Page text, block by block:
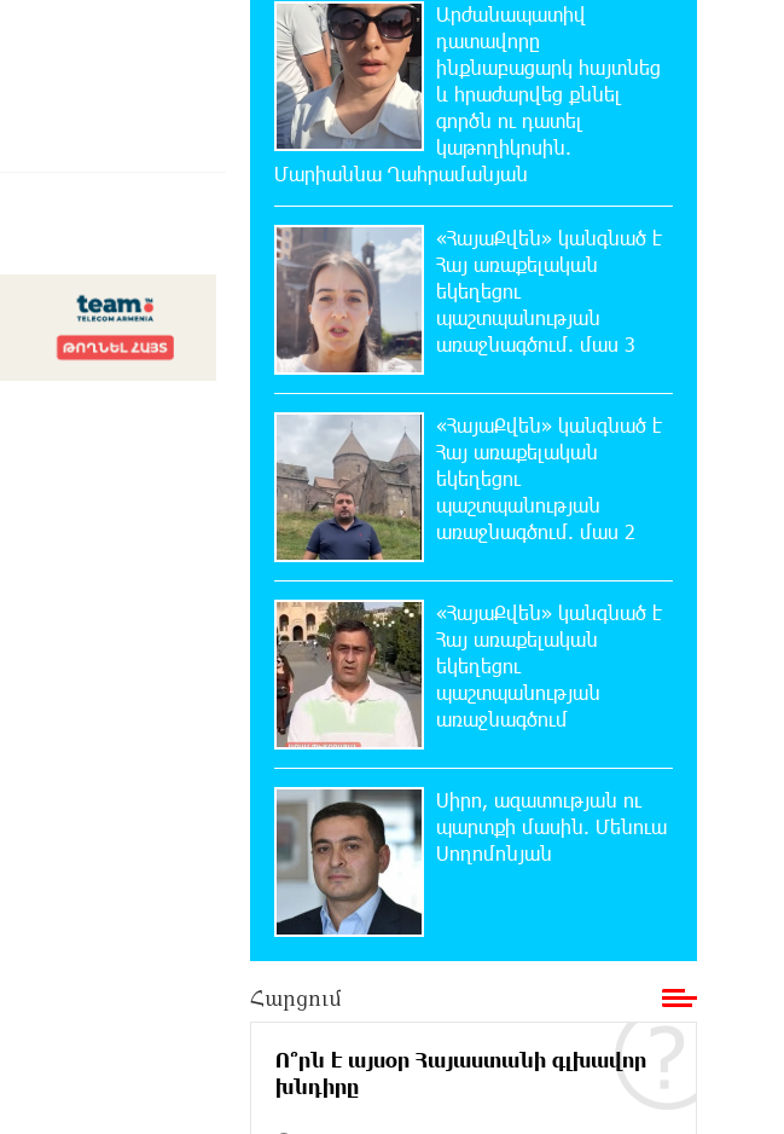
ԼՀԿ-ն պահանջում է դադարեցնել
Գարեգին Բ-ի և եպիսկոպոսների
դեմ քրեական հետապնդումը
20:30:30 7-08-2026
Սարյան փողոցի բնակարաններից
մեկում պայթյունի հետևանքով 55-
ամյա տղամարդը այրվածքներով տեղափոխվել է
«Այրվածքաբանության ազգային կենտրոն»
20:11:48 7-08-2026
Սլովակիայի արևելքում
արտակարգ դրություն է
հայտարարվել շոգի ալիքների պատճառով
19:53:41 7-08-2026
Երթևեկության կազմակերպման
փոփոխություն տեղի կունենա
19:35:21 7-08-2026
Հայաստանի հավաքականի
նախկին մարզիչը կգլխավորի
Ղազախստանի հավաքականը
19:17:59 7-08-2026
ԱԱԾ-ն զեկույց է ներկայացրել
18:58:46 7-08-2026
Թրամփը ասել է, որ
հանրապետականները կարող են
պարտվել Կոնգրեսի միջանկյալ
ընտրություններում
Վաղարշապատի դատարանի
բակում են` հաջակցություն Հայ առաքելական
եկեղեցու և նրա Հովվապետի
Արժանապատիվ
դատավորը
ինքնաբացարկ հայտնեց
և հրաժարվեց քննել
գործն ու դատել
կաթողիկոսին.
Մարիաննա Ղահրամանյան
«ՀայաՔվեն» կանգնած է
Հայ առաքելական
եկեղեցու
պաշտպանության
առաջնագծում. մաս 3
«ՀայաՔվեն» կանգնած է
Հայ առաքելական
եկեղեցու
պաշտպանության
առաջնագծում. մաս 2
«ՀայաՔվեն» կանգնած է
Հայ առաքելական
եկեղեցու
պաշտպանության
առաջնագծում
Սիրո, ազատության ու
պարտքի մասին. Մենուա
Սողոմոնյան
Հարցում
Ո՞րն է այսօր Հայաստանի գլխավոր
խնդիրը